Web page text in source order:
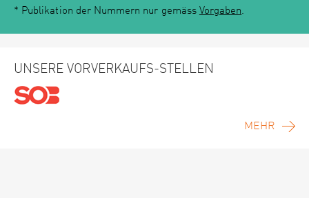
* Publikation der Nummern nur gemäss Vorgaben.
UNSERE VORVERKAUFS-STELLEN
MEHR